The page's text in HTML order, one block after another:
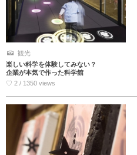
観光
楽しい科学を体験してみない？
企業が本気で作った科学館
♡ 2 / 1350 views